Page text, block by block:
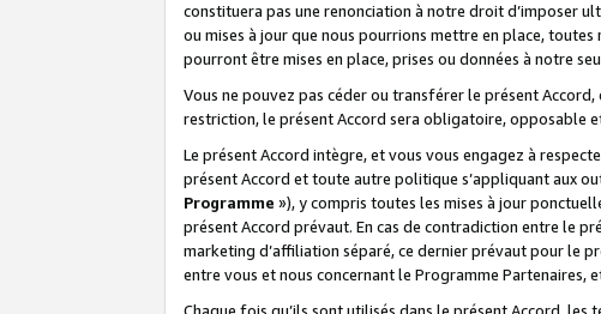
constituera pas une renonciation à notre droit d’imposer
ou mises à jour que nous pourrions mettre en place,
pourront être mises en place, prises ou données à notre
Vous ne pouvez pas céder ou transférer le présent
restriction, le présent Accord sera obligatoire, opposable
Le présent Accord intègre, et vous vous engagez à
présent Accord et toute autre politique s’appliquant aux
Programme »), y compris toutes les mises à jour
présent Accord prévaut. En cas de contradiction entre le
marketing d’affiliation séparé, ce dernier prévaut pour le
entre vous et nous concernant le Programme Partenaires,